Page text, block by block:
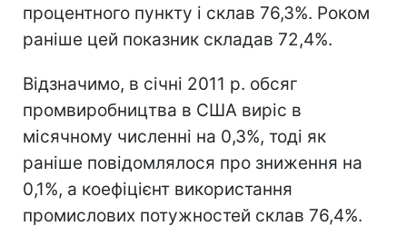
процентного пункту і склав 76,3%. Роком
раніше цей показник складав 72,4%.
Відзначимо, в січні 2011 р. обсяг
промвиробництва в США виріс в
місячному численні на 0,3%, тоді як
раніше повідомлялося про зниження на
0,1%, а коефіцієнт використання
промислових потужностей склав 76,4%.